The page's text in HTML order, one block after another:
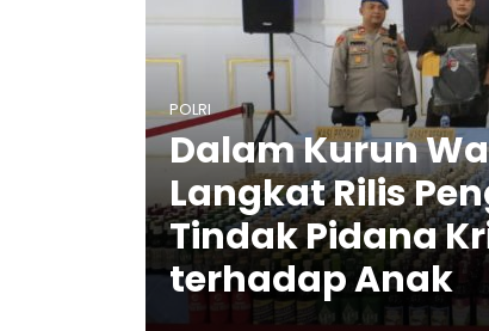
POLRI
Dalam Kurun
Langkat Rilis
Tindak Pidana
terhadap Anak